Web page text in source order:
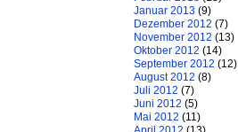
Januar 2013 (9)
Dezember 2012 (7)
November 2012 (13)
Oktober 2012 (14)
September 2012 (12)
August 2012 (8)
Juli 2012 (7)
Juni 2012 (5)
Mai 2012 (11)